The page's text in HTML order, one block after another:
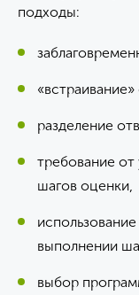
подходы:
разделение
требование
шагов оценки,
выполнении
выбор